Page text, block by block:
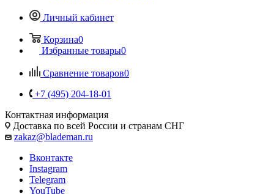
Личный кабинет
Корзина0
Избранные товары0
Сравнение товаров0
+7 (495) 204-18-01
Контактная информация
Доставка по всей России и странам СНГ
zakaz@blademan.ru
Вконтакте
Instagram
Telegram
YouTube